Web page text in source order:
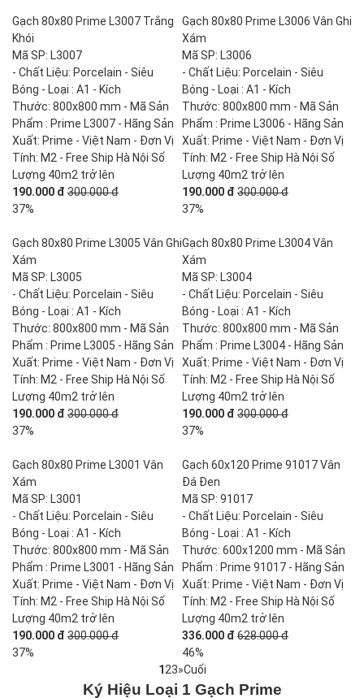
Gạch 80x80 Prime L3007 Trắng
Khói
Mã SP: L3007
- Chất Liệu: Porcelain - Siêu
Bóng - Loại : A1 - Kích
Thước: 800x800 mm - Mã Sản
Phẩm : Prime L3007 - Hãng Sản
Xuất: Prime - Việt Nam - Đơn Vị
Tính: M2 - Free Ship Hà Nội Số
Lượng 40m2 trở lên
190.000 đ 300.000 đ
37%
Gạch 80x80 Prime L3006 Vân Ghi
Xám
Mã SP: L3006
- Chất Liệu: Porcelain - Siêu
Bóng - Loại : A1 - Kích
Thước: 800x800 mm - Mã Sản
Phẩm : Prime L3006 - Hãng Sản
Xuất: Prime - Việt Nam - Đơn Vị
Tính: M2 - Free Ship Hà Nội Số
Lượng 40m2 trở lên
190.000 đ 300.000 đ
37%
Gạch 80x80 Prime L3005 Vân Ghi
Xám
Mã SP: L3005
- Chất Liệu: Porcelain - Siêu
Bóng - Loại : A1 - Kích
Thước: 800x800 mm - Mã Sản
Phẩm : Prime L3005 - Hãng Sản
Xuất: Prime - Việt Nam - Đơn Vị
Tính: M2 - Free Ship Hà Nội Số
Lượng 40m2 trở lên
190.000 đ 300.000 đ
37%
Gạch 80x80 Prime L3004 Vân
Xám
Mã SP: L3004
- Chất Liệu: Porcelain - Siêu
Bóng - Loại : A1 - Kích
Thước: 800x800 mm - Mã Sản
Phẩm : Prime L3004 - Hãng Sản
Xuất: Prime - Việt Nam - Đơn Vị
Tính: M2 - Free Ship Hà Nội Số
Lượng 40m2 trở lên
190.000 đ 300.000 đ
37%
Gạch 80x80 Prime L3001 Vân
Xám
Mã SP: L3001
- Chất Liệu: Porcelain - Siêu
Bóng - Loại : A1 - Kích
Thước: 800x800 mm - Mã Sản
Phẩm : Prime L3001 - Hãng Sản
Xuất: Prime - Việt Nam - Đơn Vị
Tính: M2 - Free Ship Hà Nội Số
Lượng 40m2 trở lên
190.000 đ 300.000 đ
37%
Gạch 60x120 Prime 91017 Vân
Đá Đen
Mã SP: 91017
- Chất Liệu: Porcelain - Siêu
Bóng - Loại : A1 - Kích
Thước: 600x1200 mm - Mã Sản
Phẩm : Prime 91017 - Hãng Sản
Xuất: Prime - Việt Nam - Đơn Vị
Tính: M2 - Free Ship Hà Nội Số
Lượng 40m2 trở lên
336.000 đ 628.000 đ
46%
1 23»Cuối
Ký Hiệu Loại 1 Gạch Prime